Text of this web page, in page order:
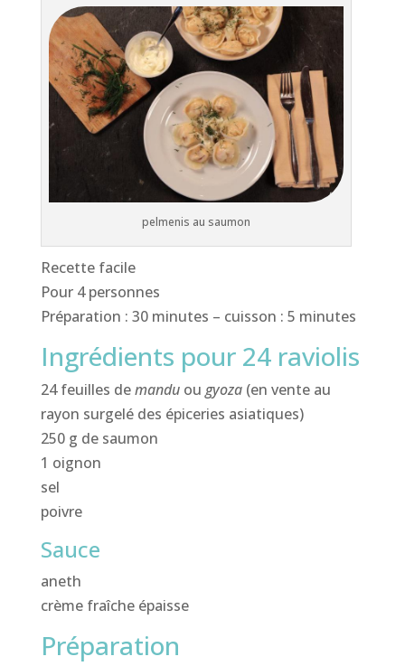
pelmenis au saumon
Recette facile
Pour 4 personnes
Préparation : 30 minutes – cuisson : 5 minutes
Ingrédients pour 24 raviolis
24 feuilles demanduou gyoza(en vente au
rayon surgelé des épiceries asiatiques)
250 g de saumon
1 oignon
sel
poivre
Sauce
aneth
crème fraîche épaisse
Préparation